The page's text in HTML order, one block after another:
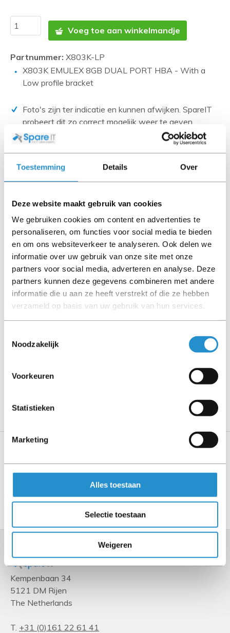
Toestemming Details Over
Deze website maakt gebruik van cookies
We gebruiken cookies om content en advertenties te
personaliseren, om functies voor social media te bieden
en om ons websiteverkeer te analyseren. Ook delen we
informatie over uw gebruik van onze site met onze
partners voor social media, adverteren en analyse. Deze
partners kunnen deze gegevens combineren met andere
informatie die u aan ze heeft verstrekt of die ze hebben
verzameld op basis van uw gebruik van hun services.
Noodzakelijk
Voorkeuren
Statistieken
Marketing
Alles toestaan
Selectie toestaan
Weigeren
Voeg toe aan winkelmandje
Partnummer: X803K-LP
X803K EMULEX 8GB DUAL PORT HBA - With a
Low profile bracket
Foto's zijn ter indicatie en kunnen afwijken. SpareIT
probeert dit zo correct mogelijk weer te geven.
gesteld door Universele Databases en zijn vaak
gebaseerd op nieuwe producten.
deze door ons getest en heeft het een A-grade conditie
(tenzij anders aangegeven). Bij Refurbished artikelen zijn
kabels, software media en handleidingen niet inbegrepen
(tenzij anders aangegeven).
Let goed op de productbeschrijving en neem bij vragen
contact op met ons.
LET OP: Op refurbished producten geldt een
garantieperiode van 90 dagen, tenzij anders
Specificaties
Toon meer
Kempenbaan 34
5121 DM Rijen
The Netherlands
T. +31 (0)161 22 61 41